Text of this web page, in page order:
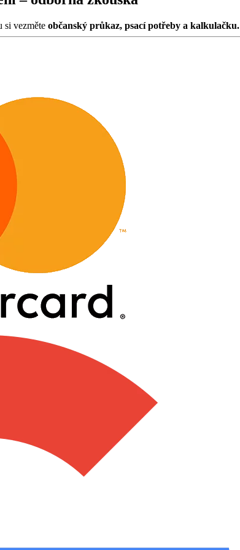
si vezměte občanský průkaz, psací potřeby a kalkulačku.